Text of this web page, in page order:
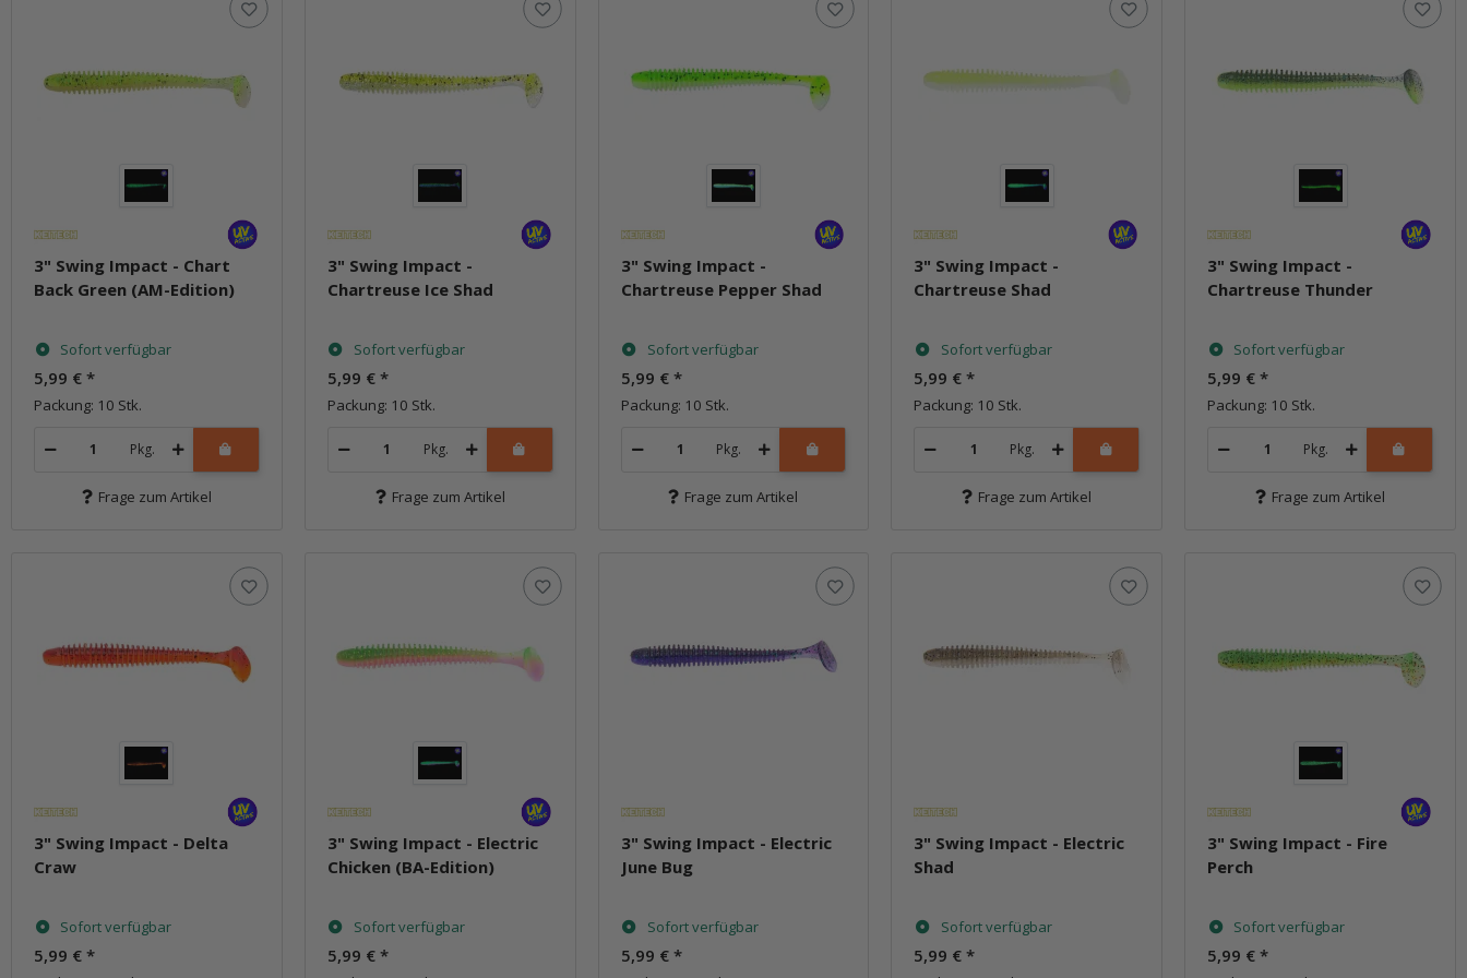
3" Swing Impact - Chart
Back Green (AM-Edition)
Sofort verfügbar
5,99 € *
Packung: 10 Stk.
Pkg.
Frage zum Artikel
3" Swing Impact -
Chartreuse Ice Shad
Sofort verfügbar
5,99 € *
Packung: 10 Stk.
Pkg.
Frage zum Artikel
3" Swing Impact -
Chartreuse Pepper Shad
Sofort verfügbar
5,99 € *
Packung: 10 Stk.
Pkg.
Frage zum Artikel
3" Swing Impact -
Chartreuse Shad
Sofort verfügbar
5,99 €*
Packung: 10 Stk.
Pkg.
Frage zum Artikel
3" Swing Impact -
Chartreuse Thunder
Sofort verfügbar
5,99 €*
Packung: 10 Stk.
Pkg.
Frage zum Artikel
3" Swing Impact - Delta
Craw
Sofort verfügbar
5,99 € *
3" Swing Impact - Electric
Chicken (BA-Edition)
Sofort verfügbar
5,99 € *
3" Swing Impact - Electric
June Bug
Sofort verfügbar
5,99 € *
3" Swing Impact - Electric
Shad
Sofort verfügbar
5,99 €*
3" Swing Impact - Fire
Perch
Sofort verfügbar
5,99 €*